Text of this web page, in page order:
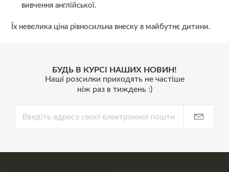
вивчення англійської.
Їх невелика ціна рівносильна внеску в майбутнє дитини.
БУДЬ В КУРСІ НАШИХ НОВИН!
Наші розсилки приходять не частіше
ніж раз в тиждень :)